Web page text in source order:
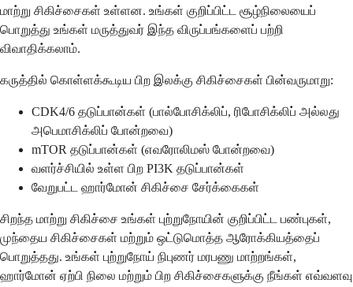
மாற்று சிகிச்சைகள் உள்ளன. உங்கள் குறிப்பிட்ட சூழ்நிலையைப்
பொறுத்து உங்கள் மருத்துவர் இந்த விருப்பங்களைப் பற்றி
விவாதிக்கலாம்.
கருத்தில் கொள்ளக்கூடிய பிற இலக்கு சிகிச்சைகள் பின்வருமாறு:
CDK4/6 தடுப்பான்கள் (பால்போசிக்லிப், ரிபோசிக்லிப் அல்லது
அபெமாசிக்லிப் போன்றவை)
mTOR தடுப்பான்கள் (எவரோலிமஸ் போன்றவை)
வளர்ச்சியில் உள்ள பிற PI3K தடுப்பான்கள்
வேறுபட்ட ஹார்மோன் சிகிச்சை சேர்க்கைகள்
சிறந்த மாற்று சிகிச்சை உங்கள் புற்றுநோயின் குறிப்பிட்ட பண்புகள்,
முந்தைய சிகிச்சைகள் மற்றும் ஒட்டுமொத்த ஆரோக்கியத்தைப்
பொறுத்தது. உங்கள் புற்றுநோய் நிபுணர் மரபணு மாற்றங்கள்,
ஹார்மோன் ஏற்பி நிலை மற்றும் பிற சிகிச்சைகளுக்கு நீங்கள் எவ்வளவு